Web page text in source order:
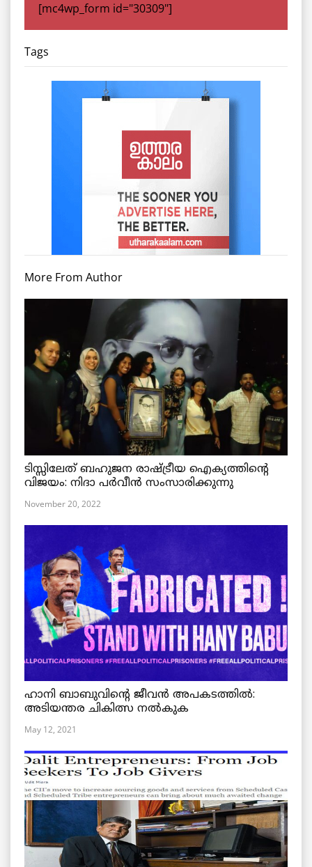
[mc4wp_form id="30309"]
Tags
More From Author
ടിസ്സിലേത് ബഹുജന രാഷ്ട്രീയ ഐക്യത്തിന്റെ
വിജയം: നിദാ പർവീൻ സംസാരിക്കുന്നു
November 20, 2022
ഹാനി ബാബുവിന്റെ ജീവൻ അപകടത്തിൽ:
അടിയന്തര ചികിത്സ നൽകുക
May 12, 2021